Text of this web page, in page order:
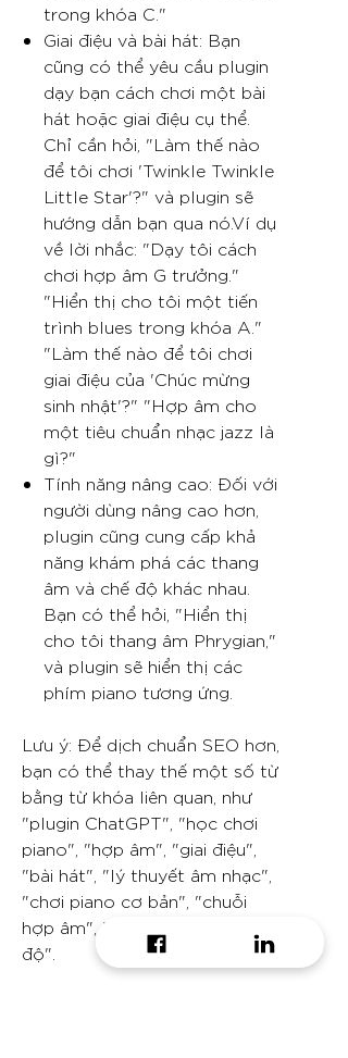
trong khóa C."
Giai điệu và bài hát: Bạn
cũng có thể yêu cầu plugin
dạy bạn cách chơi một bài
hát hoặc giai điệu cụ thể.
Chỉ cần hỏi, "Làm thế nào
để tôi chơi 'Twinkle Twinkle
Little Star'?" và plugin sẽ
hướng dẫn bạn qua nó.Ví dụ
về lời nhắc: "Dạy tôi cách
chơi hợp âm G trưởng."
"Hiển thị cho tôi một tiến
trình blues trong khóa A."
"Làm thế nào để tôi chơi
giai điệu của 'Chúc mừng
sinh nhật'?" "Hợp âm cho
một tiêu chuẩn nhạc jazz là
gì?"
Tính năng nâng cao: Đối với
người dùng nâng cao hơn,
plugin cũng cung cấp khả
năng khám phá các thang
âm và chế độ khác nhau.
Bạn có thể hỏi, "Hiển thị
cho tôi thang âm Phrygian,"
và plugin sẽ hiển thị các
phím piano tương ứng.
Lưu ý: Để dịch chuẩn SEO hơn,
bạn có thể thay thế một số từ
bằng từ khóa liên quan, như
"plugin ChatGPT", "học chơi
piano", "hợp âm", "giai điệu",
"bài hát", "lý thuyết âm nhạc",
"chơi piano cơ bản", "chuỗi
hợp âm", "thang âm" và "chế
độ".